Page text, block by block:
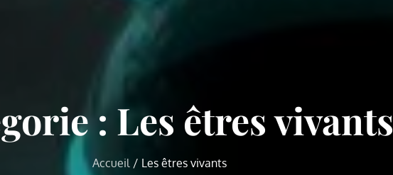
: Les êtres vivants
Accueil Les êtres vivants